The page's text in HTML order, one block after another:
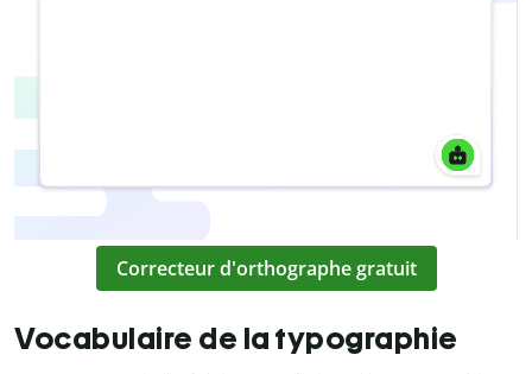
Correcteur d'orthographe gratuit
Vocabulaire de la typographie